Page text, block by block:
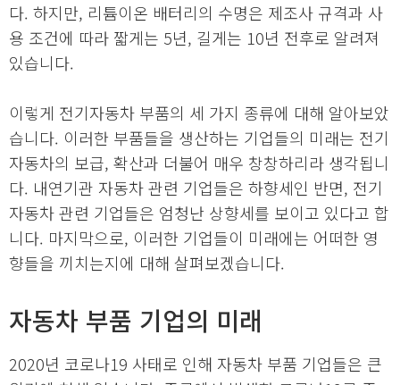
다. 하지만, 리튬이온 배터리의 수명은 제조사 규격과 사
용 조건에 따라 짧게는 5년, 길게는 10년 전후로 알려져
있습니다.
이렇게 전기자동차 부품의 세 가지 종류에 대해 알아보았
습니다. 이러한 부품들을 생산하는 기업들의 미래는 전기
자동차의 보급, 확산과 더불어 매우 창창하리라 생각됩니
다. 내연기관 자동차 관련 기업들은 하향세인 반면, 전기
자동차 관련 기업들은 엄청난 상향세를 보이고 있다고 합
니다. 마지막으로, 이러한 기업들이 미래에는 어떠한 영
향들을 끼치는지에 대해 살펴보겠습니다.
자동차 부품 기업의 미래
2020년 코로나19 사태로 인해 자동차 부품 기업들은 큰